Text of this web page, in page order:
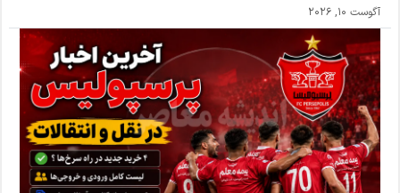
آگوست 10, 2026